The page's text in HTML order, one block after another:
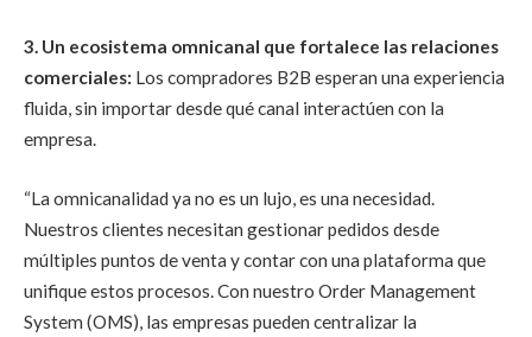
3. Un ecosistema omnicanal que fortalece las relaciones
comerciales: Los compradores B2B esperan una experiencia
fluida, sin importar desde qué canal interactúen con la
empresa.
“La omnicanalidad ya no es un lujo, es una necesidad.
Nuestros clientes necesitan gestionar pedidos desde
múltiples puntos de venta y contar con una plataforma que
unifique estos procesos. Con nuestro Order Management
System (OMS), las empresas pueden centralizar la